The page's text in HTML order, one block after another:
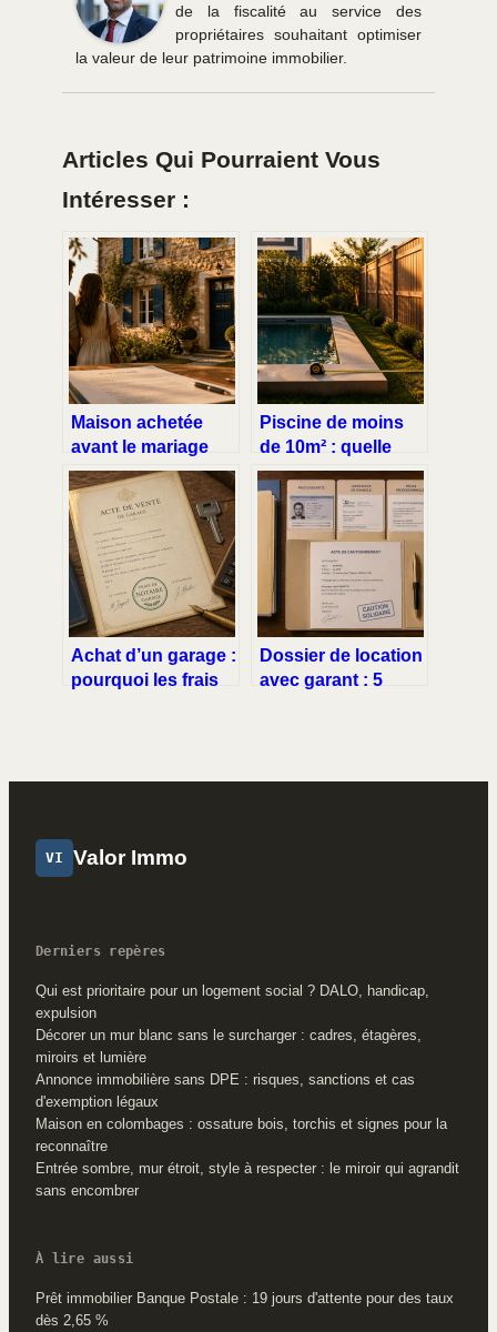
de la fiscalité au service des
propriétaires souhaitant optimiser
la valeur de leur patrimoine immobilier.
Articles Qui Pourraient Vous
Intéresser :
Maison achetée
avant le mariage
sans contrat :
comment protéger
votre patrimoine
personnel ?
Piscine de moins
de 10m² : quelle
distance respecter
avec vos voisins
pour éviter les
litiges ?
Achat d’un garage :
pourquoi les frais
Dossier de location
avec garant : 5
VI Valor Immo
Derniers repères
Qui est prioritaire pour un logement social ? DALO, handicap,
expulsion
Décorer un mur blanc sans le surcharger : cadres, étagères,
miroirs et lumière
Annonce immobilière sans DPE : risques, sanctions et cas
d'exemption légaux
Maison en colombages : ossature bois, torchis et signes pour la
reconnaître
Entrée sombre, mur étroit, style à respecter : le miroir qui agrandit
sans encombrer
À lire aussi
Prêt immobilier Banque Postale : 19 jours d'attente pour des taux
dès 2,65 %